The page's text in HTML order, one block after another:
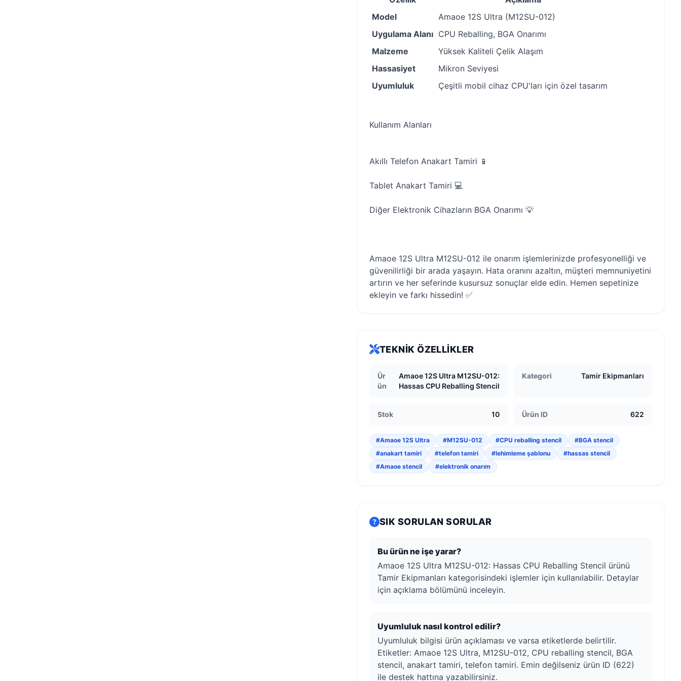
Model
Amaoe 12S Ultra (M12SU-012)
Uygulama Alanı CPU Reballing, BGA Onarımı
Malzeme
Yüksek Kaliteli Çelik Alaşım
Hassasiyet
Mikron Seviyesi
Uyumluluk
Çeşitli mobil cihaz CPU'ları için özel tasarım
Kullanım Alanları
Akıllı Telefon Anakart Tamiri 📱
Tablet Anakart Tamiri 💻
Diğer Elektronik Cihazların BGA Onarımı 💡
Amaoe 12S Ultra M12SU-012 ile onarım işlemlerinizde profesyonelliği ve
güvenilirliği bir arada yaşayın. Hata oranını azaltın, müşteri memnuniyetini
artırın ve her seferinde kusursuz sonuçlar elde edin. Hemen sepetinize
ekleyin ve farkı hissedin! ✅
TEKNIK ÖZELLIKLER
Ür
ün
Amaoe 12S Ultra M12SU-012:
Hassas CPU Reballing Stencil
Kategori Tamir Ekipmanları
Stok 10 Ürün ID 622
#Amaoe 12S Ultra #M12SU-012 #CPU reballing stencil
#BGA stencil
#anakart tamiri
#telefon tamiri #lehimleme şablonu
#hassas stencil
#Amaoe stencil
#elektronik onarım
SIK SORULAN SORULAR
Bu ürün ne işe yarar?
Amaoe 12S Ultra M12SU-012: Hassas CPU Reballing Stencil ürünü
Tamir Ekipmanları kategorisindeki işlemler için kullanılabilir. Detaylar
için açıklama bölümünü inceleyin.
Uyumluluk nasıl kontrol edilir?
Uyumluluk bilgisi ürün açıklaması ve varsa etiketlerde belirtilir.
Etiketler: Amaoe 12S Ultra, M12SU-012, CPU reballing stencil, BGA
stencil, anakart tamiri, telefon tamiri. Emin değilseniz ürün ID (622)
ile destek hattına yazabilirsiniz.